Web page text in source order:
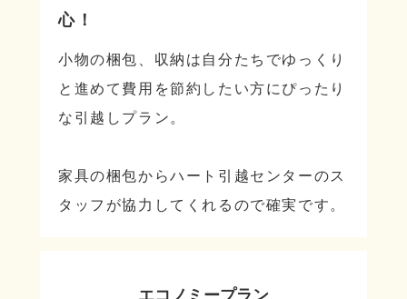
心！
小物の梱包、収納は自分たちでゆっくり
と進めて費用を節約したい方にぴったり
な引越しプラン。
家具の梱包からハート引越センターのス
タッフが協力してくれるので確実です。